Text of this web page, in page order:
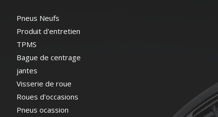
Pneus Neufs
Produit d'entretien
TPMS
Bague de centrage
jantes
Visserie de roue
Roues d'occasions
Pneus ocassion